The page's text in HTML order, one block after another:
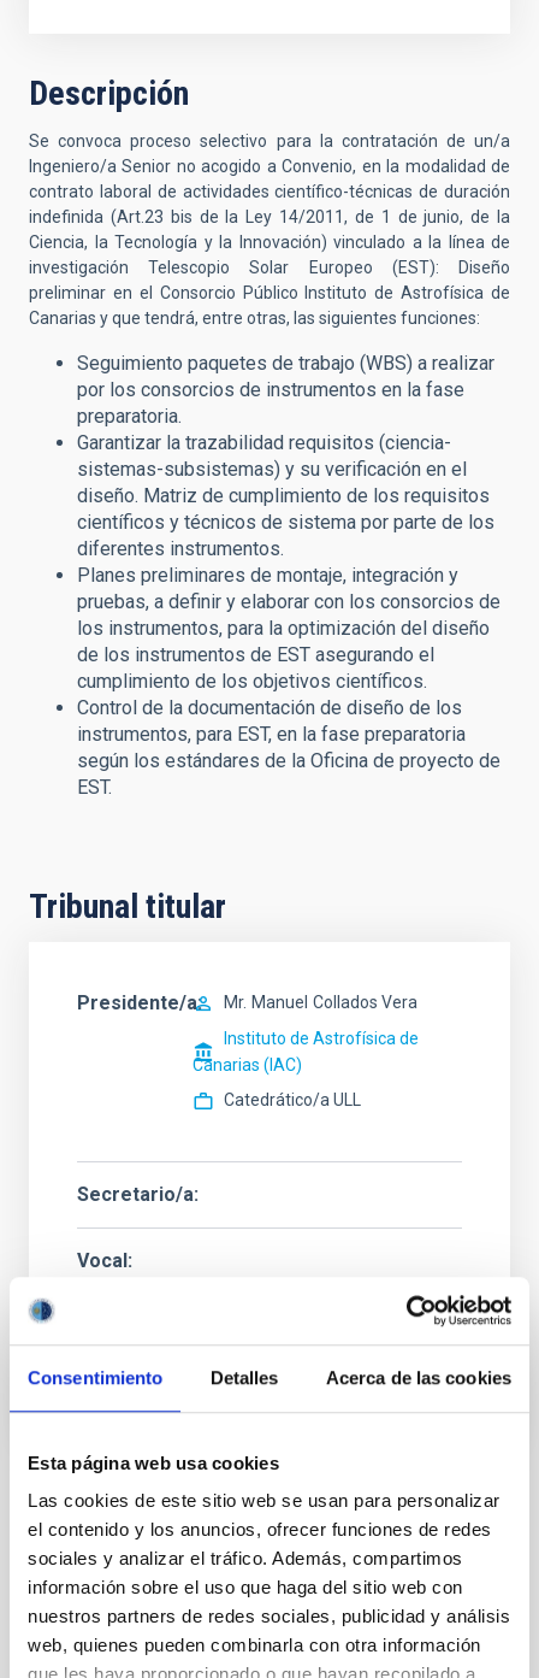
Consentimiento Detalles Acerca de las cookies
Esta página web usa cookies
Las cookies de este sitio web se usan para personalizar
el contenido y los anuncios, ofrecer funciones de redes
sociales y analizar el tráfico. Además, compartimos
información sobre el uso que haga del sitio web con
nuestros partners de redes sociales, publicidad y análisis
web, quienes pueden combinarla con otra información
Descripción
Se convoca proceso selectivo para la contratación de un/a
Ingeniero/a Senior no acogido a Convenio, en la modalidad de
contrato laboral de actividades científico-técnicas de duración
indefinida (Art.23 bis de la Ley 14/2011, de 1 de junio, de la
Ciencia, la Tecnología y la Innovación) vinculado a la línea de
investigación Telescopio Solar Europeo (EST): Diseño
preliminar en el Consorcio Público Instituto de Astrofísica de
Canarias y que tendrá, entre otras, las siguientes funciones:
Seguimiento paquetes de trabajo (WBS) a realizar
por los consorcios de instrumentos en la fase
preparatoria.
Garantizar la trazabilidad requisitos (ciencia-
sistemas-subsistemas) y su verificación en el
diseño. Matriz de cumplimiento de los requisitos
científicos y técnicos de sistema por parte de los
diferentes instrumentos.
Planes preliminares de montaje, integración y
pruebas, a definir y elaborar con los consorcios de
los instrumentos, para la optimización del diseño
de los instrumentos de EST asegurando el
cumplimiento de los objetivos científicos.
Control de la documentación de diseño de los
instrumentos, para EST, en la fase preparatoria
según los estándares de la Oficina de proyecto de
EST.
Tribunal titular
Presidente/a Mr. Manuel Collados Vera
Instituto de Astrofísica de
Canarias (IAC)
Catedrático/a ULL
Secretario/a
Vocal
Instituto de Astrofísica de Canarias (IAC)
ESTADO
EN PROCESO
PERFIL DEL PUESTO
TÉCNICO/A
NIVEL ESPAÑOL MÁSTER (MECES 3)